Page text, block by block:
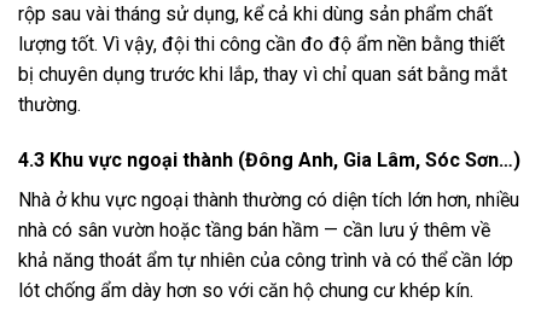
rộp sau vài tháng sử dụng, kể cả khi dùng sản phẩm chất
lượng tốt. Vì vậy, đội thi công cần đo độ ẩm nền bằng thiết
bị chuyên dụng trước khi lắp, thay vì chỉ quan sát bằng mắt
thường.
4.3 Khu vực ngoại thành (Đông Anh, Gia Lâm, Sóc Sơn…)
Nhà ở khu vực ngoại thành thường có diện tích lớn hơn, nhiều
nhà có sân vườn hoặc tầng bán hầm — cần lưu ý thêm về
khả năng thoát ẩm tự nhiên của công trình và có thể cần lớp
lót chống ẩm dày hơn so với căn hộ chung cư khép kín.